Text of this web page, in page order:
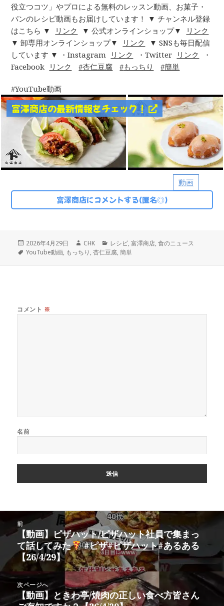
役立つコツ」やプロによる無料のレッスン動画、お菓子・
パンのレシピ動画もお届けしています！ ▼ チャンネル登録
はこちら ▼
リンク ▼ 公式オンラインショップ▼
リンク
▼ 卸専用オンラインショップ▼
リンク
▼ SNSも毎日配信
しています ▼ ・Instagram
リンク ・Twitter リンク
・
Facebook リンク 杏仁豆腐 もっちり 簡単
動画
YouTube動画
富澤商店の最新情報をチェック！
富澤商店にコメントする(匿名◎)
投
稿
2026年4月29日
作
成
CHK
カ
テ
レシピ,富澤商店,食のニュース
タ
YouTube動画, もっちり ,杏仁豆腐,簡単
コメント ※
名前
ゲ
ー
前
前
の
投
稿:
【動画】ピザハット/ピザハット社員で集まっ
て話してみた
#ピザ#ピザハット#あるある
【26/4/29】
次ページへ
次【動画】ときわ亭/焼肉の正しい食べ方皆さん